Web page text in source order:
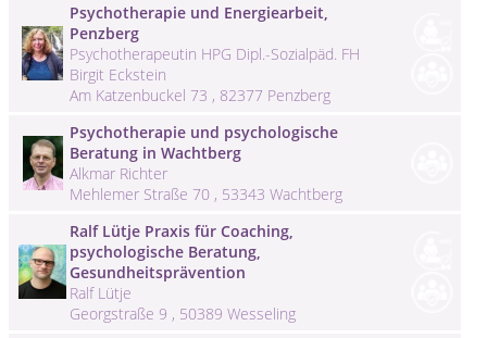
Psychotherapie und Energiearbeit,
Penzberg
Psychotherapeutin HPG Dipl.-Sozialpäd. FH
Birgit Eckstein
Am Katzenbuckel 73 , 82377 Penzberg
Psychotherapie und psychologische
Beratung in Wachtberg
Alkmar Richter
Mehlemer Straße 70 , 53343 Wachtberg
Ralf Lütje Praxis für Coaching,
psychologische Beratung,
Gesundheitsprävention
Ralf Lütje
Georgstraße 9 , 50389 Wesseling